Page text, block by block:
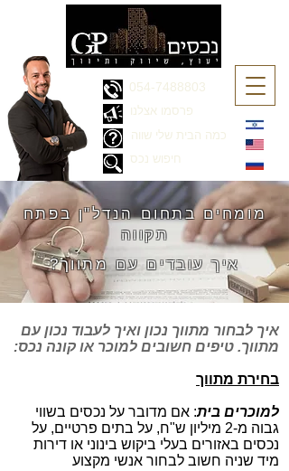
054-7488803
כמה הבית שלי שווה
פרסמו אצלנו
חיפוש נכס
מומחים בתחום הנדל"ן בפתח
תקווה
?איך עובדים עם מתווך
איך לבחור מתווך נכון ואיך לעבוד נכון עם
מתווך. טיפים חשובים למוכר או קונה נכס:
בחירת מתווך​
למוכרים בית: אם מדובר על נכסים בשווי
גבוה מ-2 מיליון ש"ח, על בתים פרטיים, על
נכסים באזורים בעלי ביקוש בינוני או דירות
מיד שניה חשוב לבחור אנשי מקצוע